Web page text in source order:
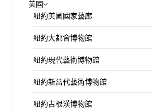
美國
紐約美國國家藝廊
紐約大都會博物館
紐約現代藝術博物館
紐約新當代藝術博物館
紐約古根漢博物館